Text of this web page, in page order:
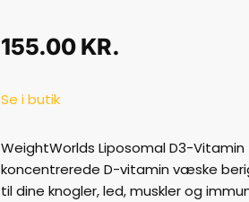
155.00 KR.
Se i butik
WeightWorlds Liposomal D3-Vitamin
koncentrerede D-vitamin væske
til dine knogler, led, muskler og